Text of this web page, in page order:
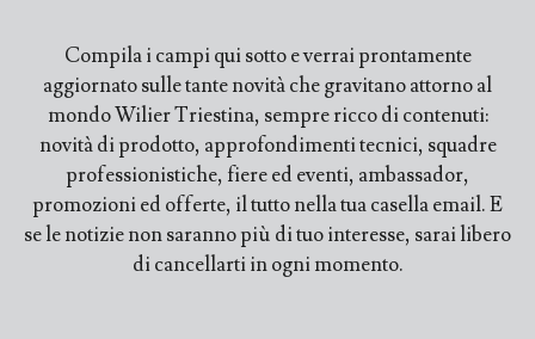
Compila i campi qui sotto e verrai prontamente
aggiornato sulle tante novità che gravitano attorno al
mondo Wilier Triestina, sempre ricco di contenuti:
novità di prodotto, approfondimenti tecnici, squadre
professionistiche, fiere ed eventi, ambassador,
promozioni ed offerte, il tutto nella tua casella email. E
se le notizie non saranno più di tuo interesse, sarai libero
di cancellarti in ogni momento.